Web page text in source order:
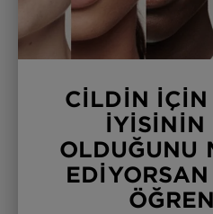
CİLDİN
İYİSİNİN
OLDUĞUNU